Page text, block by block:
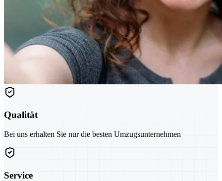
Qualität
Bei uns erhalten Sie nur die besten Umzugsunternehmen
Service